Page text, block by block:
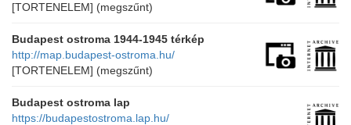
[TORTENELEM] (megszűnt)
Budapest ostroma 1944-1945 térkép
http://map.budapest-ostroma.hu/
[TORTENELEM] (megszűnt)
Budapest ostroma lap
https://budapestostroma.lap.hu/